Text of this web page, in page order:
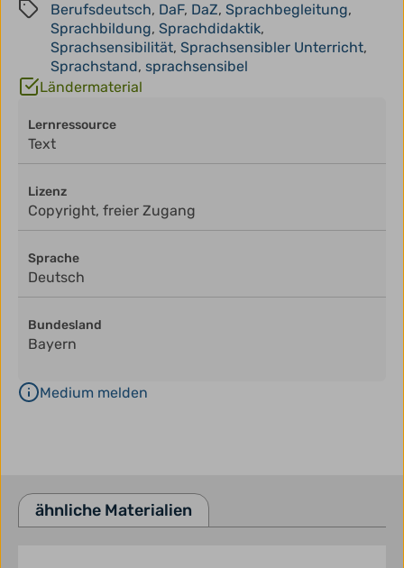
Berufsdeutsch, DaF, DaZ, Sprachbegleitung,
Sprachbildung, Sprachdidaktik,
Sprachsensibilität, Sprachsensibler Unterricht,
Sprachstand, sprachsensibel
Ländermaterial
Lernressource
Text
Lizenz
Copyright, freier Zugang
Sprache
Deutsch
Bundesland
Bayern
Medium melden
ähnliche Materialien